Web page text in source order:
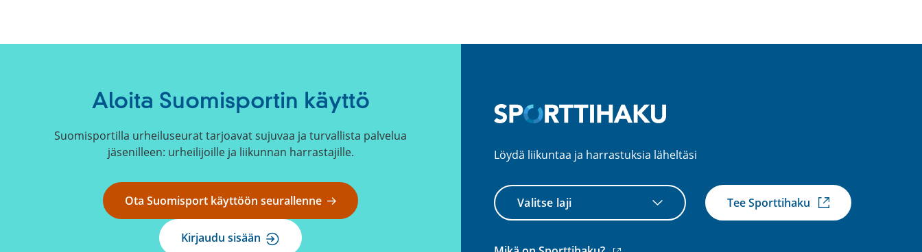
Aloita Suomisportin käyttö
Suomisportilla urheiluseurat tarjoavat sujuvaa ja turvallista palvelua
jäsenilleen: urheilijoille ja liikunnan harrastajille.
Ota Suomisport käyttöön seurallenne
Kirjaudu sisään
Löydä liikuntaa ja harrastuksia läheltäsi
Valitse
laji
Tee Sporttihaku